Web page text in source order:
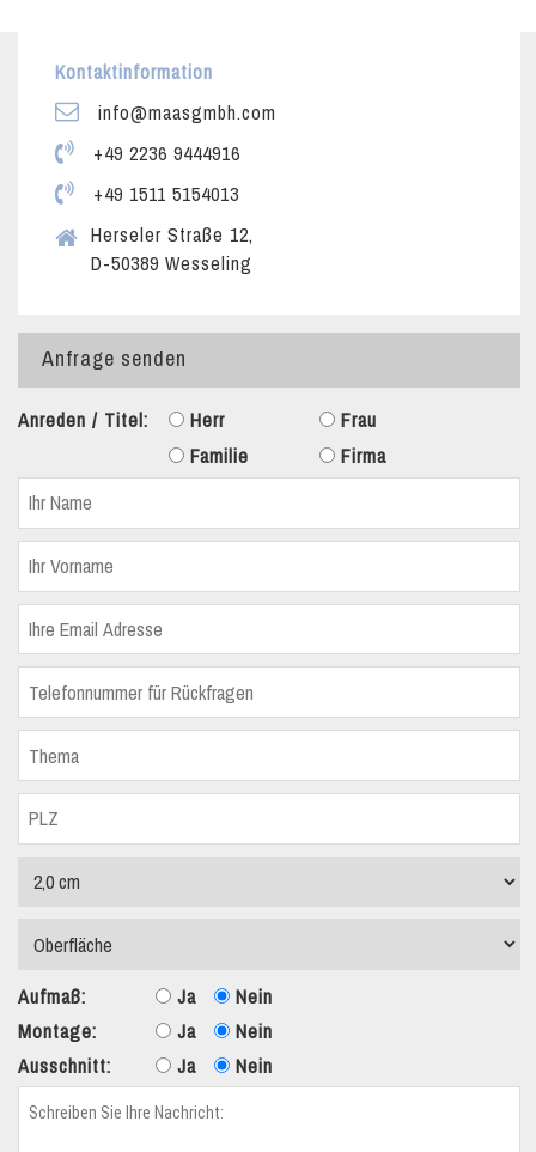
Kontaktinformation
info@maasgmbh.com
+49 2236 9444916
+49 1511 5154013
Herseler Straße 12,
D-50389 Wesseling
Anfrage senden
Anreden / Titel: Herr
Frau
Familie
Firma
Aufmaß: Ja
Nein
Montage:
Ja
Nein
Ausschnitt:
Ja Nein